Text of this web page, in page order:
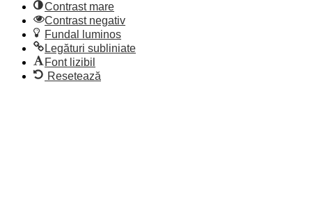
Contrast mare
Contrast negativ
Fundal luminos
Legături subliniate
Font lizibil
Resetează